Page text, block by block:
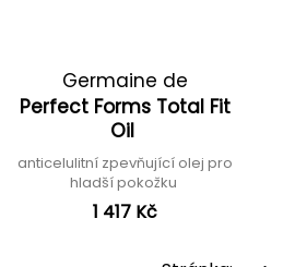
Germaine de
Capuccini
Perfect Forms Total Fit
Oil
anticelulitní zpevňující olej pro
hladší pokožku
1 417 Kč